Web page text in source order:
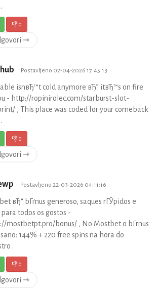
👎0
⇾
Postavljeno 02-04-2026 17:45:13
isnвЂ™t cold anymore вЂ” itвЂ™s on fire
- http://ropinirolec.com/starburst-slot-
, This place was coded for your comeback
👎0
⇾
Postavljeno 22-03-2026 04:11:16
вЂ“ bГґnus generoso, saques rГЎpidos e
para todos os gostos -
mostbetpt.pro/bonus/ , No Mostbet o bГґnus
144% + 220 free spins na hora do
.
👎0
⇾